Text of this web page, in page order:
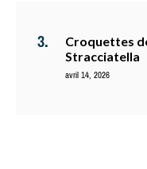
Croquettes
Stracciatella
avril 14, 2026